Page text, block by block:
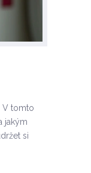
V tomto
jakým
si